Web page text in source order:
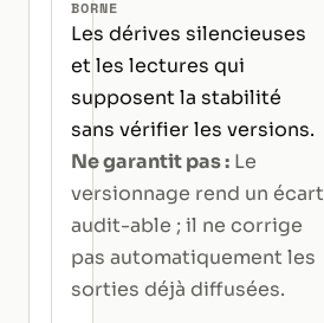
BORNE
Les dérives silencieuses
et les lectures qui
supposent la stabilité
sans vérifier les versions.
Ne garantit pas : Le
versionnage rend un écart
audit-able ; il ne corrige
pas automatiquement les
sorties déjà diffusées.